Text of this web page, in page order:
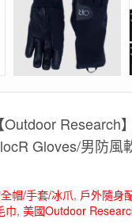
Research
Gloves/男防風
帽/手套/冰爪, 戶外隨身
巾, 美國Outdoor